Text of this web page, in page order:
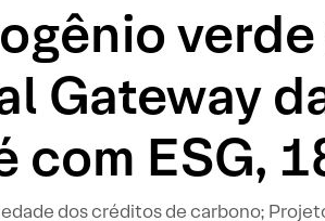
verde
Gateway
com ESG,
dos créditos de carbono;